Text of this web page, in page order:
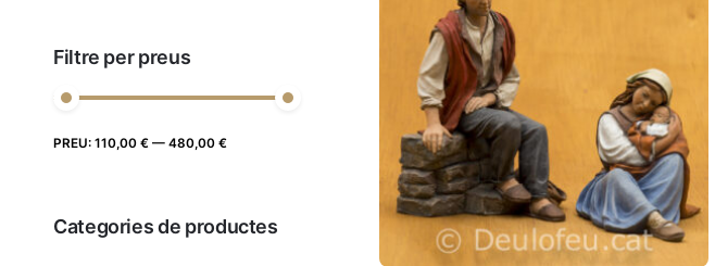
Filtre per preus
Preu
Preu
PREU: 110,00 € — 480,00 €
Categories de productes